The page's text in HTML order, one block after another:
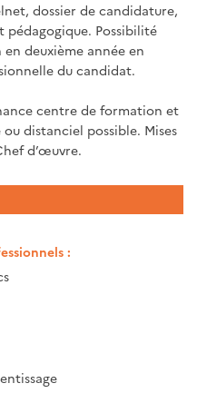
dossier de candidature,
Possibilité
deuxième année en
du candidat.
centre de formation et
distanciel possible. Mises
d’œuvre.
: